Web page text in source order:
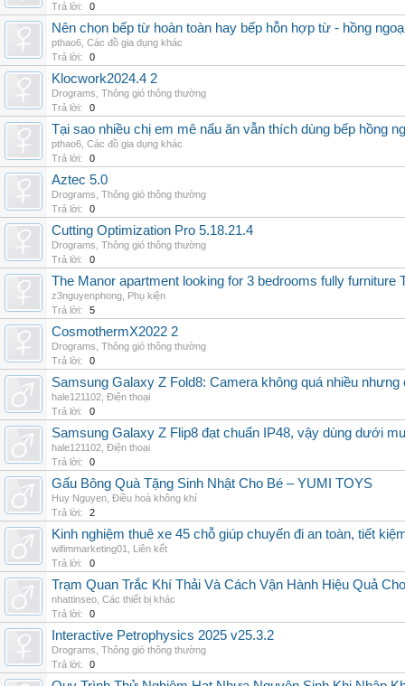
Trả lời:
0
Nên chọn bếp từ hoàn toàn hay bếp hỗn hợp từ - hồng
pthao6 Các đồ gia dụng khác
Trả lời:
0
Klocwork2024.4 2
Drograms Thông gió thông thường
Trả lời:
0
Tại sao nhiều chị em mê nấu ăn vẫn thích dùng bếp hồng
pthao6 Các đồ gia dụng khác
Trả lời:
0
Aztec 5.0
Drograms Thông gió thông thường
Trả lời:
0
Cutting Optimization Pro 5.18.21.4
Drograms Thông gió thông thường
Trả lời:
0
The Manor apartment looking for 3 bedrooms fully furniture
z3nguyenphong Phụ kiện
Trả lời:
5
CosmothermX2022 2
Drograms Thông gió thông thường
Trả lời:
0
Samsung Galaxy Z Fold8: Camera không quá nhiều nhưng
hale121102 Điện thoại
Trả lời:
0
Samsung Galaxy Z Flip8 đạt chuẩn IP48, vậy dùng dưới
hale121102 Điện thoại
Trả lời:
0
Gấu Bông Quà Tặng Sinh Nhật Cho Bé – YUMI TOYS
Huy Nguyen Điều hoà không khí
Trả lời:
2
Kinh nghiệm thuê xe 45 chỗ giúp chuyến đi an toàn, tiết
wifimmarketing01
Liên kết
Trả lời:
0
Trạm Quan Trắc Khí Thải Và Cách Vận Hành Hiệu Quả
nhattinseo Các thiết bị khác
Trả lời:
0
Interactive Petrophysics 2025 v25.3.2
Drograms Thông gió thông thường
Trả lời:
0